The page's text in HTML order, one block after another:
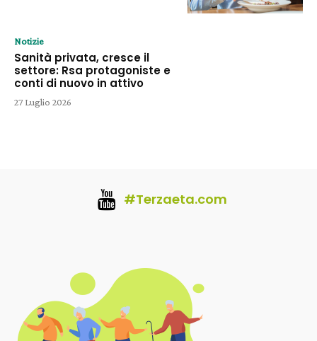
Notizie
Sanità privata, cresce il
settore: Rsa protagoniste e
conti di nuovo in attivo
27 Luglio 2026
#Terzaeta.com